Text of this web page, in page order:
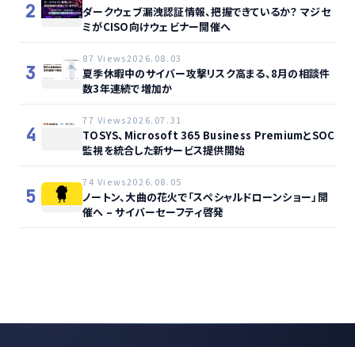
2
ダークウェブ漏洩認証情報、把握できているか？ マジセ
ミがCISO向けウェビナー開催へ
3
87 Views2026.08.03
夏季休暇中のサイバー攻撃リスク高まる、8月の相談件
数3年連続で増加か
4
77 Views2026.07.31
TOSYS、Microsoft 365 Business PremiumとSOC
監視を統合した新サービス提供開始
5
74 Views2026.08.05
ノートン、大曲の花火で「スペシャルドローンショー」開
催へ – サイバーセーフティ啓発